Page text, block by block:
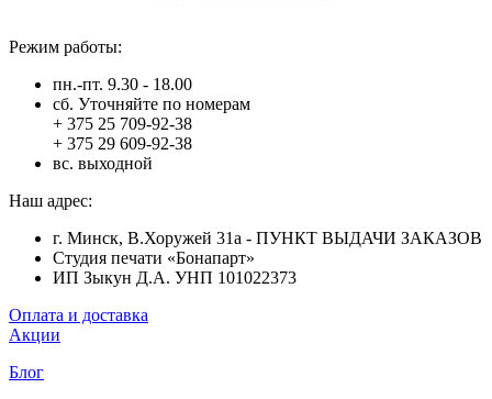
Режим работы:
пн.-пт. 9.30 - 18.00
сб. Уточняйте по номерам
+ 375 25 709-92-38
+ 375 29 609-92-38
вс. выходной
Наш адрес:
г. Минск, В.Хоружей 31а - ПУНКТ ВЫДАЧИ ЗАКАЗОВ
Студия печати «Бонапарт»
ИП Зыкун Д.А. УНП 101022373
Оплата и доставка
Акции
Блог